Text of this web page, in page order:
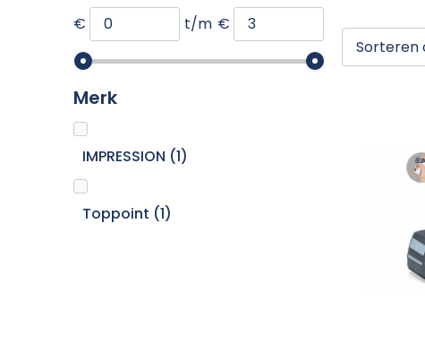
€ t/m €
Merk
IMPRESSION (1)
Toppoint (1)